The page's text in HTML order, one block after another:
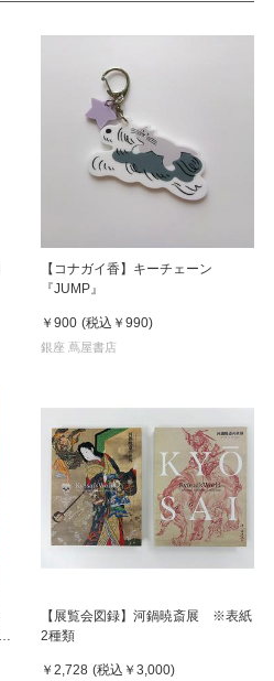
【コナガイ香】キーチェーン
『JUMP』
￥900 (税込 ￥990)
銀座 蔦屋書店
【展覧会図録】河鍋暁斎展 ※表紙
2種類
￥2,728 (税込 ￥3,000)